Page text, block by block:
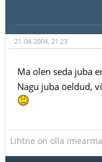
21-04-2004, 21:23
Ma olen seda juba
Nagu juba öeldud,
Lihtne on olla